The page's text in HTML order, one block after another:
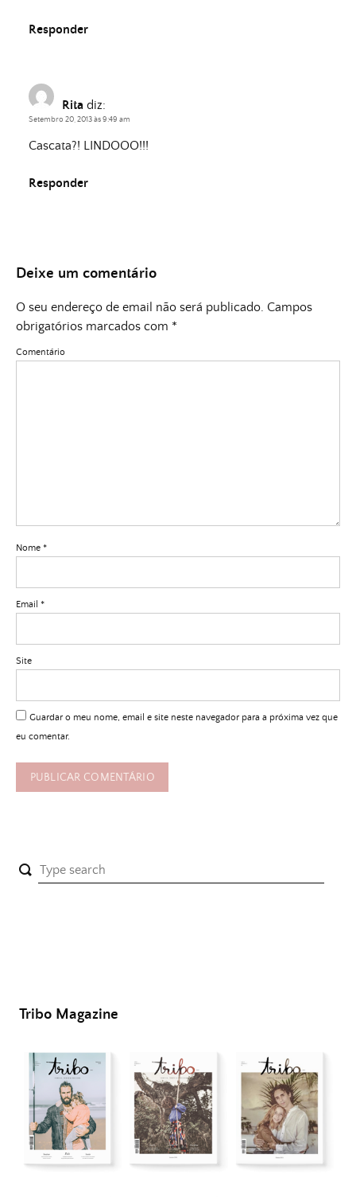
Responder
Rita diz:
Setembro 20, 2013 às 9:49 am
Cascata?! LINDOOO!!!
Responder
Deixe um comentário
O seu endereço de email não será publicado. Campos
obrigatórios marcados com *
Comentário
Nome *
Email *
Site
Guardar o meu nome, email e site neste navegador para a próxima vez que
eu comentar.
Tribo Magazine